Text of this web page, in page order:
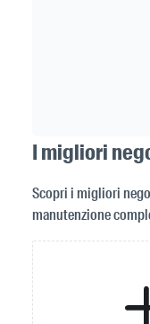
I migliori
Scopri i migliori
manutenzione